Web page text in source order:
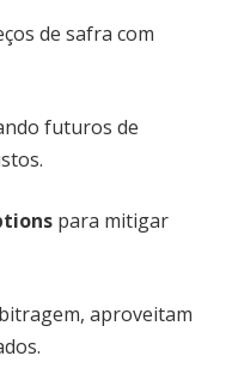
de safra com
futuros de
para mitigar
aproveitam